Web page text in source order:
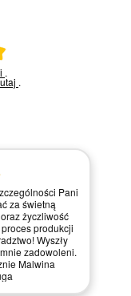
5 na 5
.
.
Pani
za świetną
życzliwość
produkcji
Wyszły
zadowoleni.
Malwina